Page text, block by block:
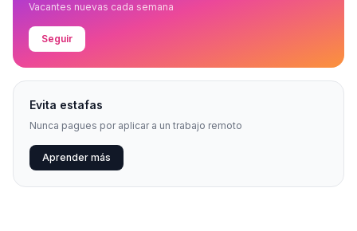
Vacantes nuevas cada semana
Seguir
Evita estafas
Nunca pagues por aplicar a un trabajo remoto
Aprender más